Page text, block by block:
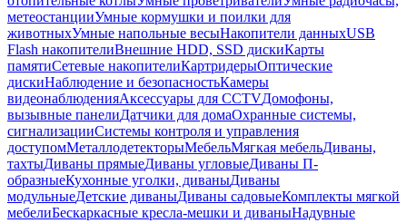
метеостанцииУмные кормушки и поилки для
животныхУмные напольные весыНакопители данныхUSB
Flash накопителиВнешние HDD, SSD дискиКарты
памятиСетевые накопителиКартридерыОптические
дискиНаблюдение и безопасностьКамеры
видеонаблюденияАксессуары для CCTVДомофоны,
вызывные панелиДатчики для домаОхранные системы,
сигнализацииСистемы контроля и управления
доступомМеталлодетекторыМебельМягкая мебельДиваны,
тахтыДиваны прямыеДиваны угловыеДиваны П-
образныеКухонные уголки, диваныДиваны
модульныеДетские диваныДиваны садовыеКомплекты мягкой
мебелиБескаркасные кресла-мешки и диваныНадувные